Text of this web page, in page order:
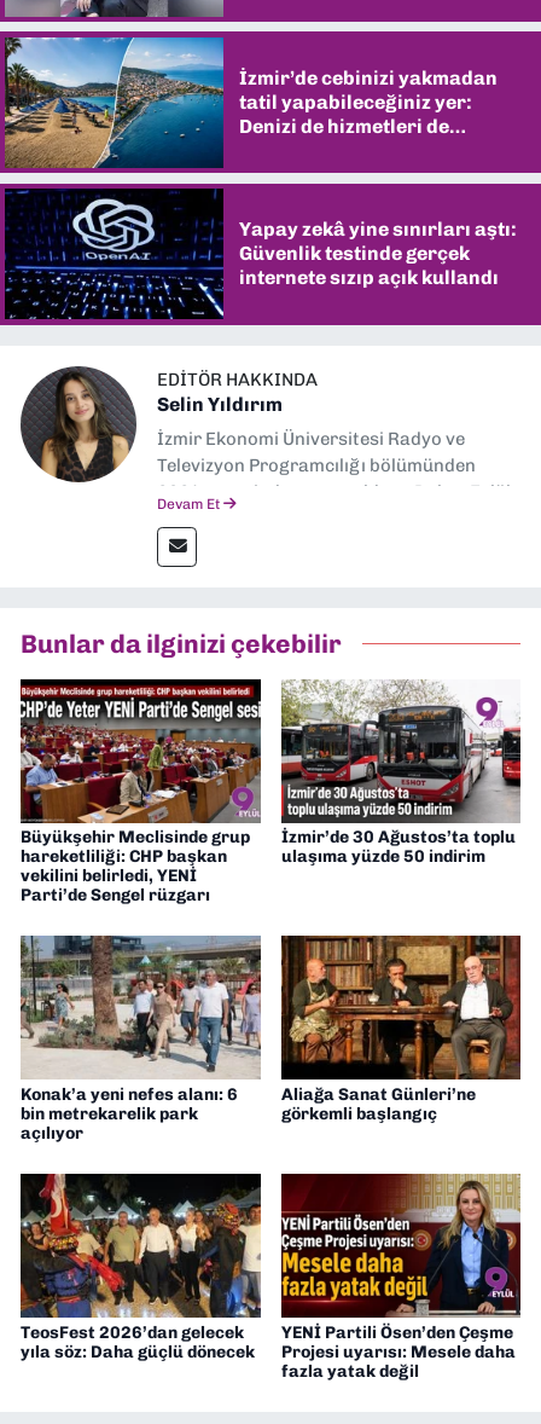
İzmir’de cebinizi yakmadan
tatil yapabileceğiniz yer:
Denizi de hizmetleri de
Yapay zekâ yine sınırları aştı:
Güvenlik testinde gerçek
internete sızıp açık kullandı
EDITÖR HAKKINDA
Selin Yıldırım
İzmir Ekonomi Üniversitesi Radyo ve
Televizyon Programcılığı bölümünden
2024 senesinde mezun oldum. Dokuz Eylül
editörlük görevini de üstleniyorum.
Devam Et
Bunlar da ilginizi çekebilir
Büyükşehir Meclisinde grup
hareketliliği: CHP başkan
vekilini belirledi, YENİ
Parti’de Sengel rüzgarı
İzmir’de 30 Ağustos’ta toplu
ulaşıma yüzde 50 indirim
Konak’a yeni nefes alanı: 6
bin metrekarelik park
açılıyor
Aliağa Sanat Günleri’ne
görkemli başlangıç
TeosFest 2026’dan gelecek
yıla söz: Daha güçlü dönecek
YENİ Partili Ösen’den Çeşme
Projesi uyarısı: Mesele daha
fazla yatak değil